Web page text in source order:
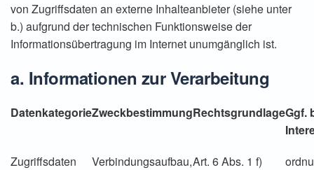
von Zugriffsdaten an externe Inhalteanbieter (siehe unter
b.) aufgrund der technischen Funktionsweise der
Informationsübertragung im Internet unumgänglich ist.
a. Informationen zur Verarbeitung
DatenkategorieZweckbestimmungRechtsgrundlageGgf.
Zugriffsdaten
Verbindungsaufbau,Art. 6 Abs. 1 f)